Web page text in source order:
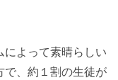
によって素晴らしい
で、約１割の生徒が